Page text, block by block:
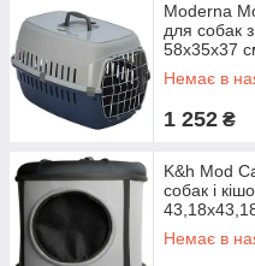
Moderna
для собак
58х35х37
Немає в
1 252 ₴
K&h Mod
собак і
Немає в